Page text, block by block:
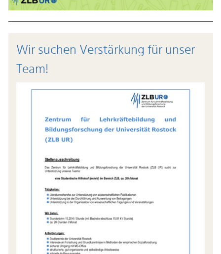
Wir suchen Verstärkung für unser
Team!